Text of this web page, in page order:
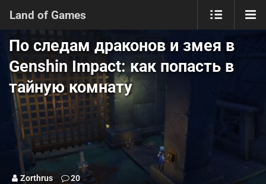
Land of Games
По следам драконов и змея в
Genshin Impact: как попасть в
тайную комнату
Zorthrus 20